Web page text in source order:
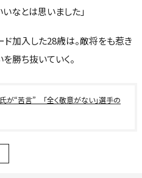
なとは思いました」
加入した28歳は。敵将をも惹き
勝ち抜いていく。
が“苦言” 「全く敬意がない」選手の